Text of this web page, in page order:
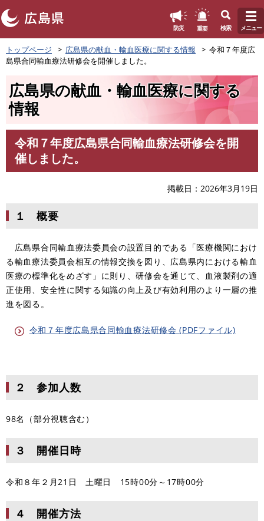
ペ
ー
ジ
す
防災 重要 検索 メニュー
トップページ 広島県の献血・輸血医療に関する情報
令和７年度広
島県合同輸血療法研修会を開催しました。
広島県の献血・輸血医療に関する
情報
令和７年度広島県合同輸血療法研修会を開
催しました。
掲載日 2026年3月19日
１ 概要
広島県合同輸血療法委員会の設置目的である「医療機関におけ
る輸血療法委員会相互の情報交換を図り、広島県内における輸血
医療の標準化をめざす」に則り、研修会を通じて、血液製剤の適
正使用、安全性に関する知識の向上及び有効利用のより一層の推
進を図る。
令和７年度広島県合同輸血療法研修会 (PDFファイル)
２ 参加人数
98名（部分視聴含む）
３ 開催日時
令和８年２月21日 土曜日 15時00分～17時00分
４ 開催方法